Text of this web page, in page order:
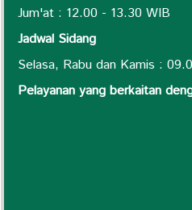
Jum'at : 12.00 - 13.30 WIB
Jadwal Sidang
Selasa, Rabu dan Kamis :
Pelayanan yang berkaitan